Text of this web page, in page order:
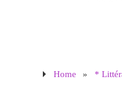
Home » *